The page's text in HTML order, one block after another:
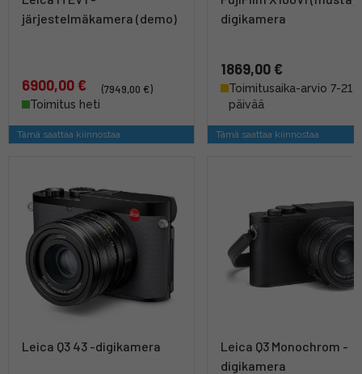
järjestelmäkamera (demo)
6900,00 €
(7949,00 €)
Toimitus heti
Tämä saattaa kiinnostaa
digikamera
1869,00 €
Toimitusaika-arvio 7-21
päivää
Tämä saattaa kiinnostaa
Leica Q3 43 -digikamera
Leica Q3 Monochrom -
digikamera